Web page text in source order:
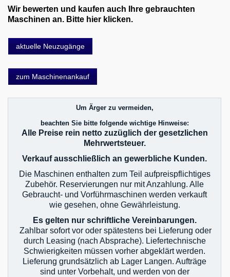
Wir bewerten und kaufen auch Ihre gebrauchten
Maschinen an. Bitte hier klicken.
aktuelle Neuzugänge
zum Maschinenankauf
Um Ärger zu vermeiden,
beachten Sie bitte folgende wichtige Hinweise:
Alle Preise rein netto zuzüglich der gesetzlichen
Mehrwertsteuer.
Verkauf ausschließlich an gewerbliche Kunden.
Die Maschinen enthalten zum Teil aufpreispflichtiges
Zubehör. Reservierungen nur mit Anzahlung. Alle
Gebraucht- und Vorführmaschinen werden verkauft
wie gesehen, ohne Gewährleistung.
Es gelten nur schriftliche Vereinbarungen.
Zahlbar sofort vor oder spätestens bei Lieferung oder
durch Leasing (nach Absprache). Liefertechnische
Schwierigkeiten müssen vorher abgeklärt werden.
Lieferung grundsätzlich ab Lager Langen. Aufträge
sind unter Vorbehalt, und werden von der